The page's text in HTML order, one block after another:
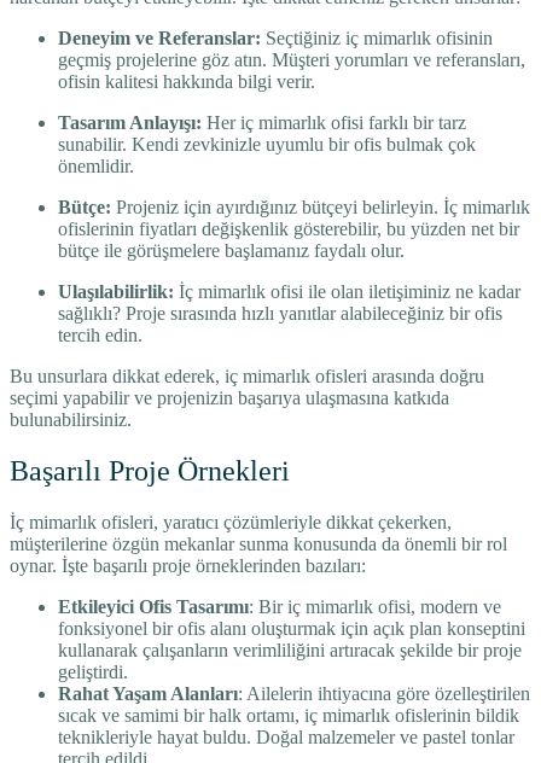
Deneyim ve Referanslar: Seçtiğiniz iç mimarlık ofisinin
geçmiş projelerine göz atın. Müşteri yorumları ve referansları,
ofisin kalitesi hakkında bilgi verir.
Tasarım Anlayışı: Her iç mimarlık ofisi farklı bir tarz
sunabilir. Kendi zevkinizle uyumlu bir ofis bulmak çok
önemlidir.
Bütçe: Projeniz için ayırdığınız bütçeyi belirleyin. İç mimarlık
ofislerinin fiyatları değişkenlik gösterebilir, bu yüzden net bir
bütçe ile görüşmelere başlamanız faydalı olur.
Ulaşılabilirlik: İç mimarlık ofisi ile olan iletişiminiz ne kadar
sağlıklı? Proje sırasında hızlı yanıtlar alabileceğiniz bir ofis
tercih edin.
Bu unsurlara dikkat ederek, iç mimarlık ofisleri arasında doğru
seçimi yapabilir ve projenizin başarıya ulaşmasına katkıda
bulunabilirsiniz.
Başarılı Proje Örnekleri
İç mimarlık ofisleri, yaratıcı çözümleriyle dikkat çekerken,
müşterilerine özgün mekanlar sunma konusunda da önemli bir rol
oynar. İşte başarılı proje örneklerinden bazıları:
Etkileyici Ofis Tasarımı: Bir iç mimarlık ofisi, modern ve
fonksiyonel bir ofis alanı oluşturmak için açık plan konseptini
kullanarak çalışanların verimliliğini artıracak şekilde bir proje
geliştirdi.
Rahat Yaşam Alanları: Ailelerin ihtiyacına göre özelleştirilen
sıcak ve samimi bir halk ortamı, iç mimarlık ofislerinin bildik
teknikleriyle hayat buldu. Doğal malzemeler ve pastel tonlar
tercih edildi.